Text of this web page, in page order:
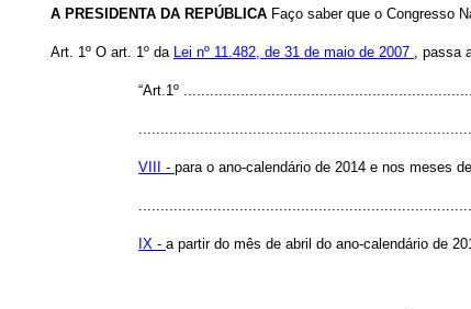
A PRESIDENTA DA REPÚBLICA Faço saber que o Congresso
Art. 1º O art. 1º da Lei nº 11.482, de 31 de maio de 2007 , passa
“Art.1º
VIII - para o ano-calendário de 2014 e nos meses
IX - a partir do mês de abril do ano-calendário de